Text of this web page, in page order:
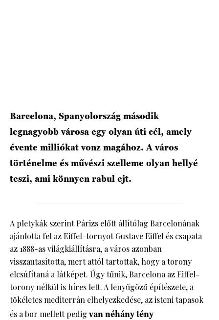
Barcelona, ​​Spanyolország második
legnagyobb városa egy olyan úti cél, amely
évente milliókat vonz magához. A város
történelme és művészi szelleme olyan hellyé
teszi, ami könnyen rabul ejt.
A pletykák szerint Párizs előtt állítólag Barcelonának
ajánlotta fel az Eiffel-tornyot Gustave Eiffel és csapata
az 1888-as világkiállításra, a város azonban
visszautasította, mert attól tartottak, hogy a torony
elcsúfítaná a látképet. Úgy tűnik, Barcelona az Eiffel-
torony nélkül is híres lett. A lenyűgöző építészete, a
tökéletes mediterrán elhelyezkedése, az isteni tapasok
és a bor mellett pedigvan néhány tény